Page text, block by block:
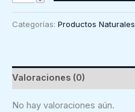
Heel,
comprimidos
Categorías: Productos Naturales
Valoraciones (0)
No hay valoraciones aún.